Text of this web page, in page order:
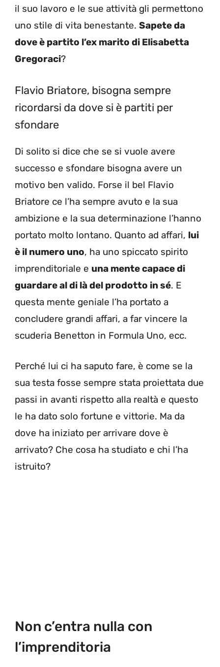
il suo lavoro e le sue attività gli permettono
uno stile di vita benestante. Sapete da
dove è partito l’ex marito di Elisabetta
Gregoraci?
Flavio Briatore, bisogna sempre
ricordarsi da dove si è partiti per
sfondare
Di solito si dice che se si vuole avere
successo e sfondare bisogna avere un
motivo ben valido. Forse il bel Flavio
Briatore ce l’ha sempre avuto e la sua
ambizione e la sua determinazione l’hanno
portato molto lontano. Quanto ad affari, lui
è il numero uno, ha uno spiccato spirito
imprenditoriale e una mente capace di
guardare al di là del prodotto in sé. E
questa mente geniale l’ha portato a
concludere grandi affari, a far vincere la
scuderia Benetton in Formula Uno, ecc.
Perché lui ci ha saputo fare, è come se la
sua testa fosse sempre stata proiettata due
passi in avanti rispetto alla realtà e questo
le ha dato solo fortune e vittorie. Ma da
dove ha iniziato per arrivare dove è
arrivato? Che cosa ha studiato e chi l’ha
istruito?
Non c’entra nulla con
l’imprenditoria